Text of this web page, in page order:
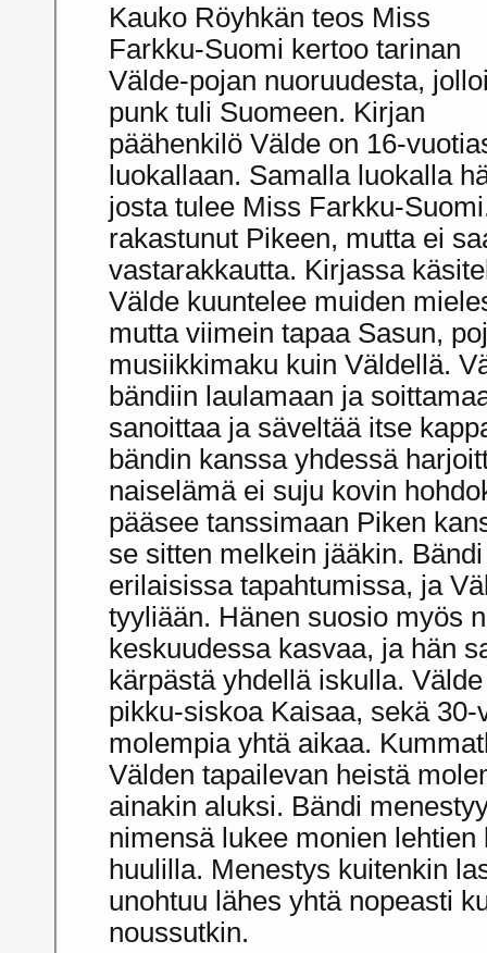
Kauko Röyhkän teos Miss
Farkku-Suomi kertoo tarinan
Välde-pojan nuoruudesta,
punk tuli Suomeen. Kirjan
päähenkilö Välde on 16-
luokallaan. Samalla luokalla
josta tulee Miss Farkku-
rakastunut Pikeen, mutta ei
vastarakkautta. Kirjassa
Välde kuuntelee muiden
mutta viimein tapaa Sasun,
musiikkimaku kuin Väldellä.
bändiin laulamaan ja
sanoittaa ja säveltää itse
bändin kanssa yhdessä
naiselämä ei suju kovin
pääsee tanssimaan Piken
se sitten melkein jääkin.
erilaisissa tapahtumissa, ja
tyyliään. Hänen suosio myös
keskuudessa kasvaa, ja hän
kärpästä yhdellä iskulla.
pikku-siskoa Kaisaa, sekä
molempia yhtä aikaa.
Välden tapailevan heistä
ainakin aluksi. Bändi
nimensä lukee monien
huulilla. Menestys kuitenkin
unohtuu lähes yhtä nopeasti
noussutkin.